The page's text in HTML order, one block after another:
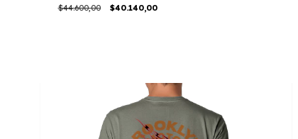
$44.600,00 $40.140,00